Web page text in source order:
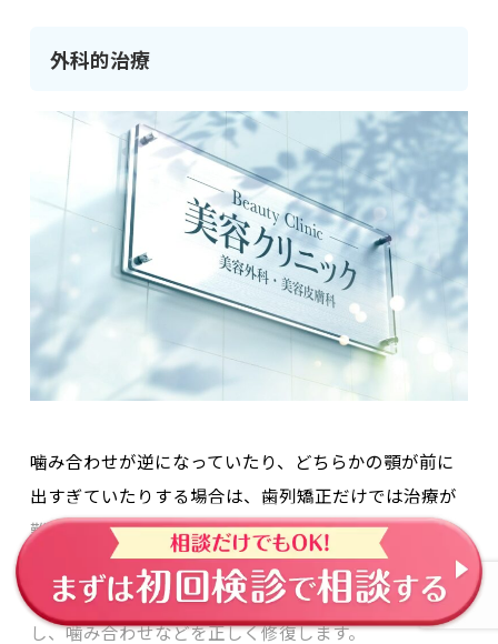
外科的治療
噛み合わせが逆になっていたり、どちらかの顎が前に
出すぎていたり する場合は、歯列矯正だけでは治療が
難しいものです。
骨格に問題がある場合は、まずは外科的な手術で治療
し、噛み合わせなどを正しく修復します。